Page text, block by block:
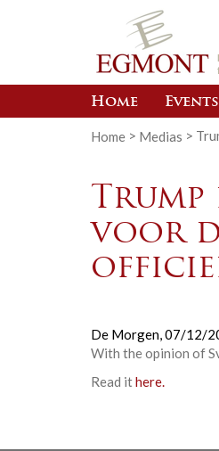
Home Events
Home > Medias >
voor
De Morgen,07/12/
With the opinion of
Read ithere.